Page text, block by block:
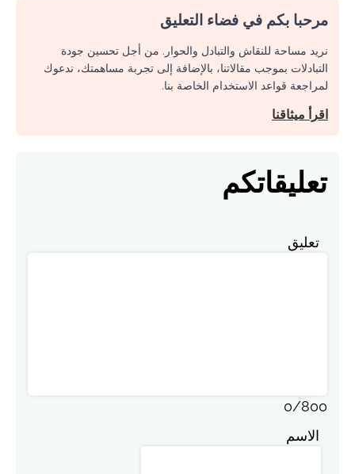
مرحبا بكم في فضاء التعليق
نريد مساحة للنقاش والتبادل والحوار. من أجل تحسين جودة
التبادلات بموجب مقالاتنا، بالإضافة إلى تجربة مساهمتك، ندعوك
لمراجعة قواعد الاستخدام الخاصة بنا.
اقرأ ميثاقنا
تعليقاتكم
تعليق
0/800
الاسم